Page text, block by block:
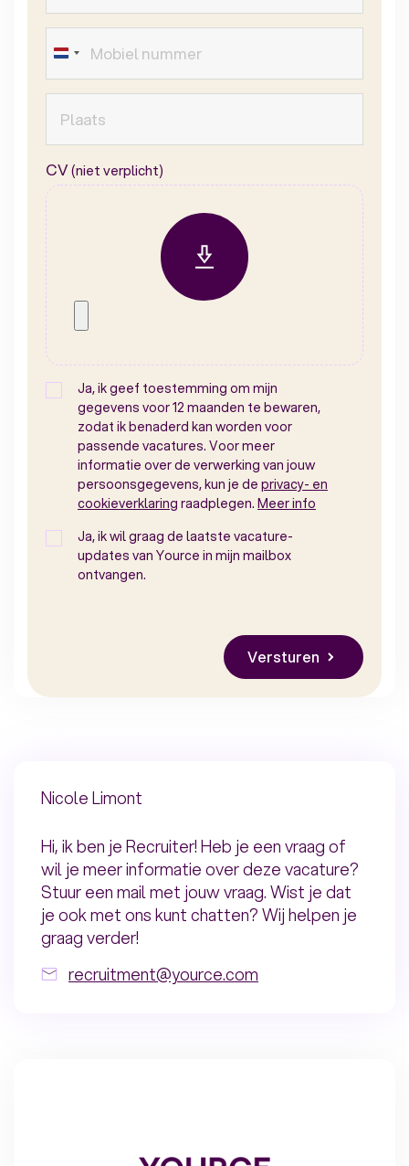
CV(niet verplicht)
Ja, ik geef toestemming om mijn
gegevens voor 12 maanden te bewaren,
zodat ik benaderd kan worden voor
passende vacatures. Voor meer
informatie over de verwerking van jouw
persoonsgegevens, kun je de privacy- en
cookieverklaring raadplegen. Meer info
Ja, ik wil graag de laatste vacature-
updates van Yource in mijn mailbox
ontvangen.
Nicole Limont
Hi, ik ben je Recruiter! Heb je een vraag of
wil je meer informatie over deze vacature?
Stuur een mail met jouw vraag. Wist je dat
je ook met ons kunt chatten? Wij helpen je
graag verder!
recruitment@yource.com